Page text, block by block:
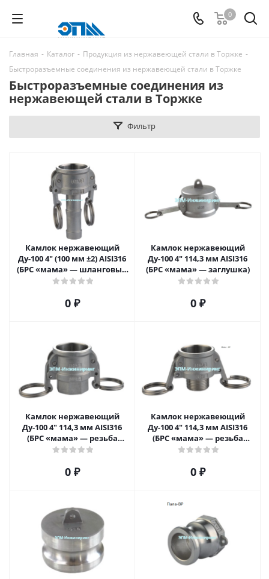
0
Главная - Каталог - Продукция из нержавеющей стали в Торжке -
Быстроразъемные соединения из нержавеющей стали в Торжке
Быстроразъемные соединения из
нержавеющей стали в Торжке
Фильтр
Камлок нержавеющий
Ду-100 4" (100 мм ±2) AISI316
(БРС «мама» — шланговый
штуцер)
0 ₽
Камлок нержавеющий
Ду-100 4" 114,3 мм AISI316
(БРС «мама» — заглушка)
0 ₽
Камлок нержавеющий
Ду-100 4" 114,3 мм AISI316
(БРС «мама» — резьба
внутренняя)
0 ₽
Камлок нержавеющий
Ду-100 4" 114,3 мм AISI316
(БРС «мама» — резьба
наружная)
0 ₽